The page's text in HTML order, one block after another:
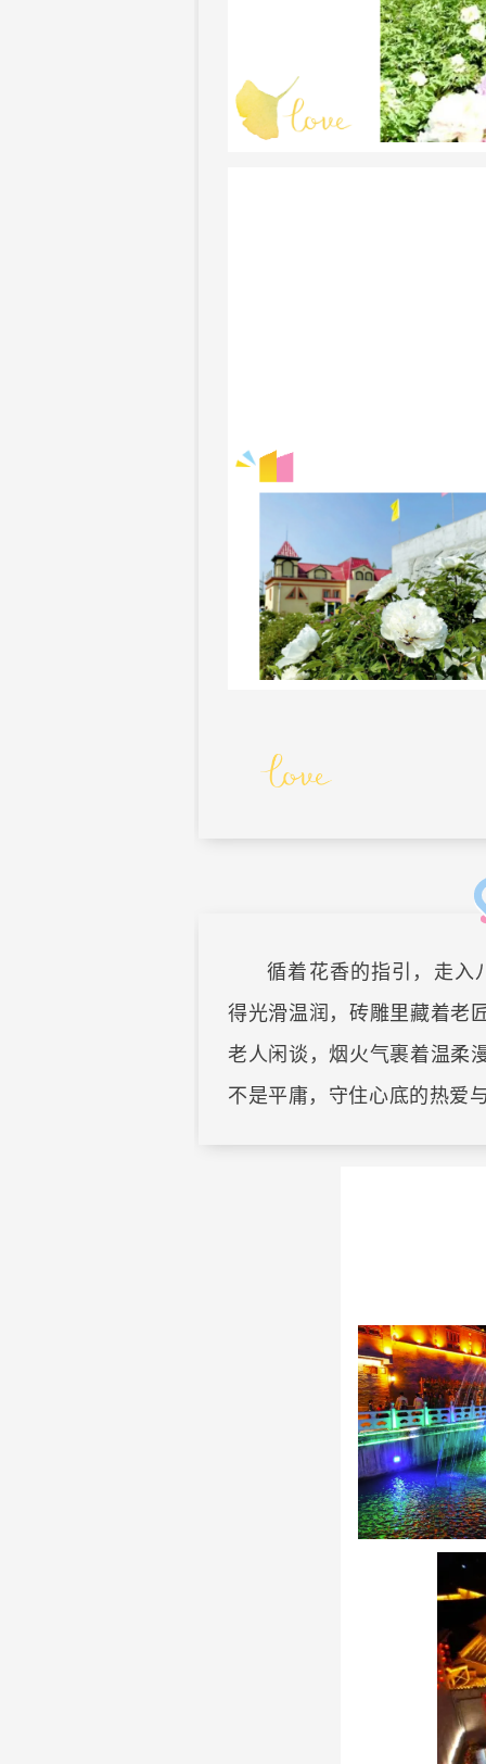
循着花香的指引，走入
得光滑温润，砖雕里藏着老
老人闲谈，烟火气裹着温柔
不是平庸，守住心底的热爱